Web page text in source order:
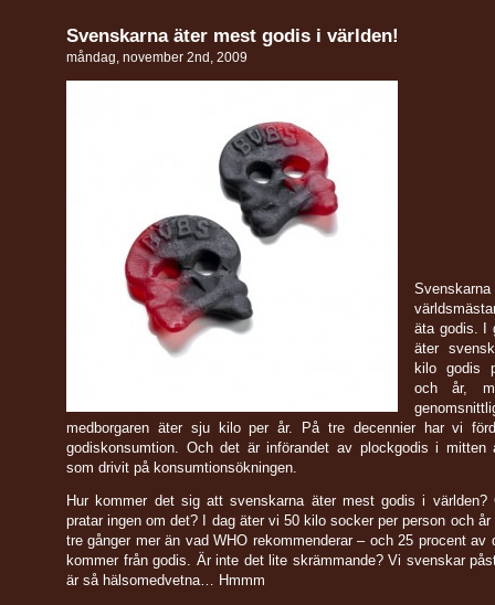
Svenskarna äter mest godis i världen!
måndag, november 2nd, 2009
äta godis. I
äter
kilo godis
och år,
medborgaren äter sju kilo per år. På tre decennier har vi
godiskonsumtion. Och det är införandet av plockgodis i mitten
som drivit på konsumtionsökningen.
Hur kommer det sig att svenskarna äter mest godis i världen?
pratar ingen om det? I dag äter vi 50 kilo socker per person och år
tre gånger mer än vad WHO rekommenderar – och 25 procent av
kommer från godis. Är inte det lite skrämmande? Vi svenskar
är så hälsomedvetna… Hmmm